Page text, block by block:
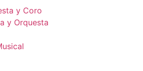
y Coro
y Orquesta